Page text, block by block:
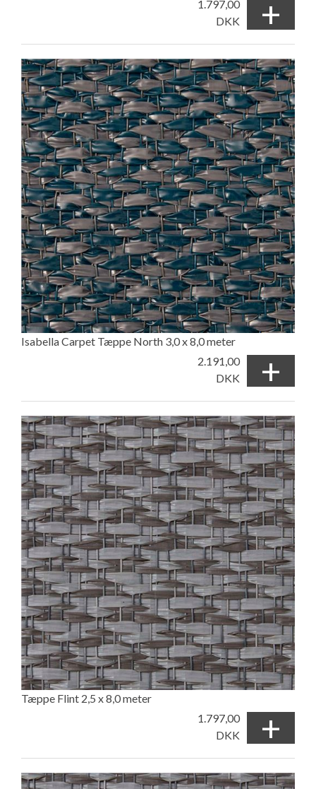
1.797,00
DKK
+
Isabella Carpet Tæppe North 3,0 x 8,0 meter
2.191,00
DKK
+
Tæppe Flint 2,5 x 8,0 meter
1.797,00
DKK
+